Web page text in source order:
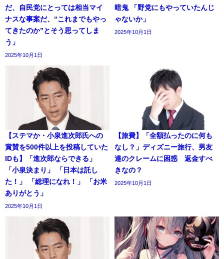
だ、自民党にとっては相当マイ
ナスな事案だ、“これまでもやっ
てきたのか”とそう思ってしま
う」
2025年10月1日
暗鬼 「野党にもやっていたんじ
ゃないか」
2025年10月1日
【ステマか・小泉進次郎氏への
賞賛を500件以上を投稿していた
IDも】「進次郎ならできる」
「小泉決まり」 「日本は託し
た！」 「総理になれ！」 「お米
ありがとう」
2025年10月1日
【旅費】「全額払ったのに何も
なし？」ディズニー旅行、男友
達のクレームに困惑 返金すべ
きなの？
2025年10月1日